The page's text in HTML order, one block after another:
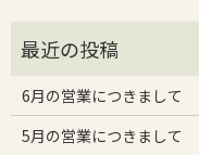
6月の営業につきまして
5月の営業につきまして